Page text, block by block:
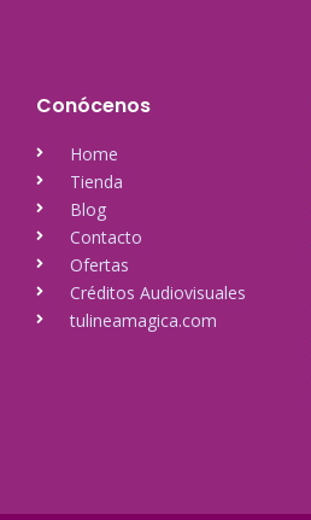
Conócenos
Home
Tienda
Blog
Contacto
Ofertas
Créditos Audiovisuales
tulineamagica.com